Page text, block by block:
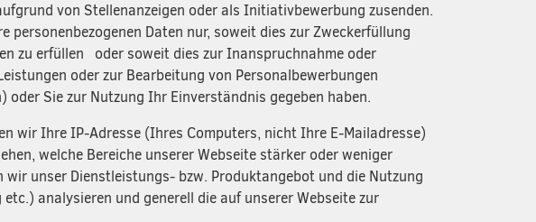
von Stellenanzeigen oder als Initiativbewerbung zusenden.
Daten nur, soweit dies zur Zweckerfüllung
zu erfüllen oder soweit dies zur Inanspruchnahme oder
oder zur Bearbeitung von Personalbewerbungen
Sie zur Nutzung Ihr Einverständnis gegeben haben.
wir Ihre IP-Adresse (Ihres Computers, nicht Ihre E-Mailadresse)
welche Bereiche unserer Webseite stärker oder weniger
unser Dienstleistungs- bzw. Produktangebot und die Nutzung
analysieren und generell die auf unserer Webseite zur